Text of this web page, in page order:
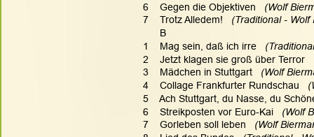
6    Gegen die Objektiven
(Wolf
7    Trotz Alledem!
(Traditional -
      B
1    Mag sein, daß ich irre
2    Jetzt klagen sie groß über Terror
3    Mädchen in Stuttgart
(Wolf
4    Collage Frankfurter Rundschau
5    Ach Stuttgart, du Nasse, du
6    Streikposten vor Euro-Kai
(Wolf
7    Gorleben soll leben
(Wolf